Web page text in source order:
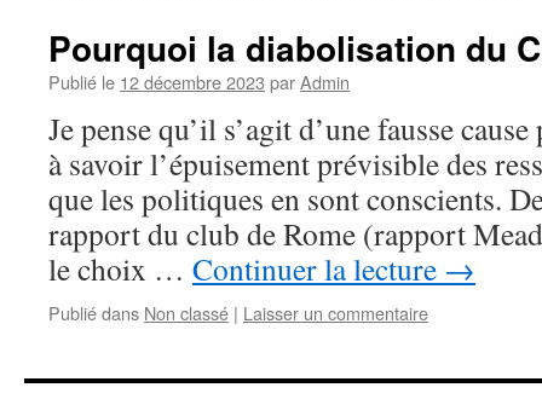
Pourquoi la diabolisation du
Publié le 12 décembre 2023 parAdmin
Je pense qu’il s’agit d’une fausse
à savoir l’épuisement prévisible des
que les politiques en sont conscients.
rapport du club de Rome (rapport
le choix … Continuer la lecture →
Publié dans Non classé | Laisser un commentaire